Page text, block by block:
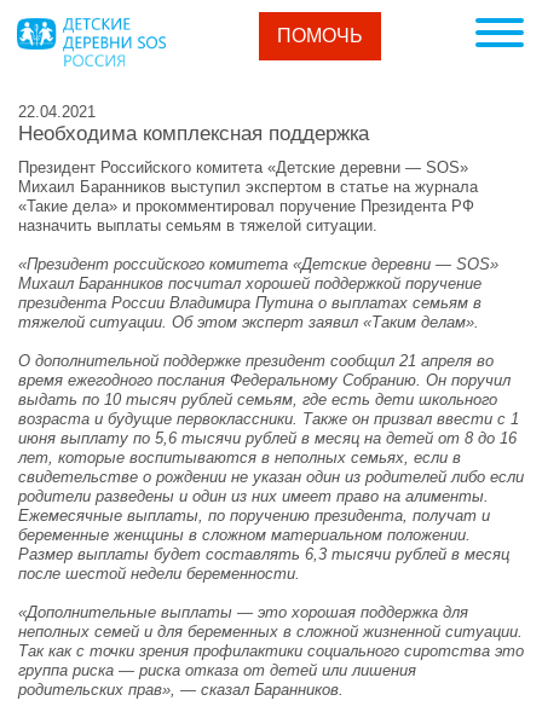
ПОМОЧЬ
22.04.2021
Необходима комплексная поддержка
Президент Российского комитета «Детские деревни — SOS»
Михаил Баранников выступил экспертом в статье на журнала
«Такие дела» и прокомментировал поручение Президента РФ
назначить выплаты семьям в тяжелой ситуации.
«Президент российского комитета «Детские деревни — SOS»
Михаил Баранников посчитал хорошей поддержкой поручение
президента России Владимира Путина о выплатах семьям в
тяжелой ситуации. Об этом эксперт заявил «Таким делам».
О дополнительной поддержке президент сообщил 21 апреля во
время ежегодного послания Федеральному Собранию. Он поручил
выдать по 10 тысяч рублей семьям, где есть дети школьного
возраста и будущие первоклассники. Также он призвал ввести с 1
июня выплату по 5,6 тысячи рублей в месяц на детей от 8 до 16
лет, которые воспитываются в неполных семьях, если в
свидетельстве о рождении не указан один из родителей либо если
родители разведены и один из них имеет право на алименты.
Ежемесячные выплаты, по поручению президента, получат и
беременные женщины в сложном материальном положении.
Размер выплаты будет составлять 6,3 тысячи рублей в месяц
после шестой недели беременности.
«Дополнительные выплаты — это хорошая поддержка для
неполных семей и для беременных в сложной жизненной ситуации.
Так как с точки зрения профилактики социального сиротства это
группа риска — риска отказа от детей или лишения
родительских прав», — сказал Баранников.